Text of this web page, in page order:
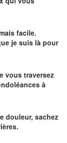
facile.
je suis là pour
vous traversez
à
douleur, sachez